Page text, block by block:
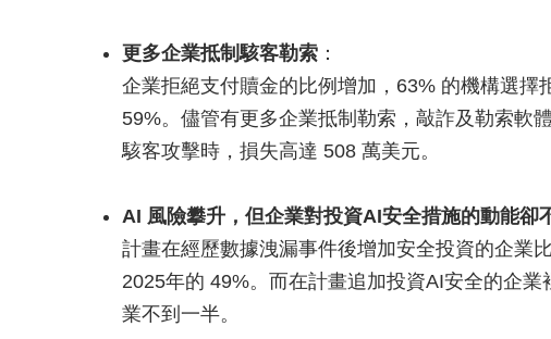
更多企業抵制駭客勒索 ：
企業拒絕支付贖金的比例增加，63% 的機構選擇
59%。儘管有更多企業抵制勒索，敲詐及勒索軟
駭客攻擊時，損失高達 508 萬美元。
AI 風險攀升，但企業對投資AI安全措施的動能卻
計畫在經歷數據洩漏事件後增加安全投資的企業
2025年的 49%。而在計畫追加投資AI安全的企
業不到一半。